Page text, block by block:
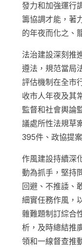
發力和加強運行
籌協調才能，著
的年夜而化之、
法治建設深刻推
遵法，規范當局
評估機制在全市
收市人年夜及其
監督和社會輿論
議處所性法規草
395件、政協提
作風建設持續深
動為抓手，堅持
回避、不推諉、
細實任務作風，
雜難題制訂綜合
析，及時總結推
領和一線督查推